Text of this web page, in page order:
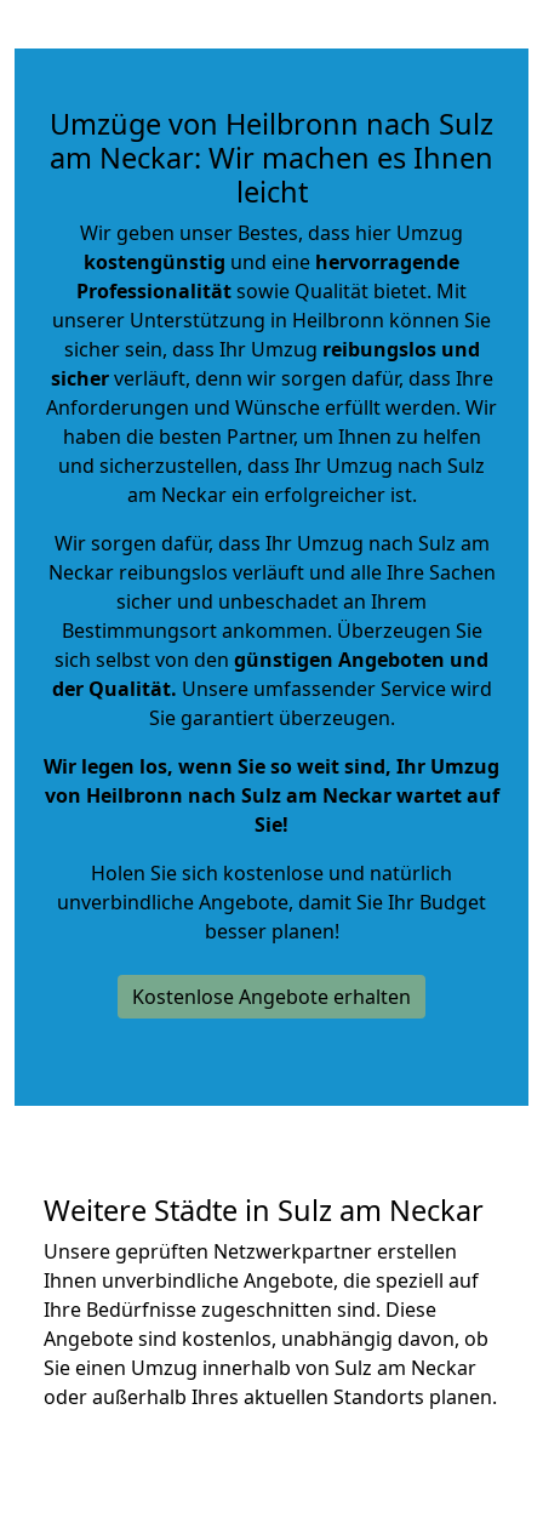
Umzüge von Heilbronn nach Sulz
am Neckar: Wir machen es Ihnen
leicht
Wir geben unser Bestes, dass hier Umzug
kostengünstig und eine hervorragende
Professionalitätsowie Qualität bietet. Mit
unserer Unterstützung in Heilbronn können Sie
sicher sein, dass Ihr Umzug reibungslos und
sicherverläuft, denn wir sorgen dafür, dass Ihre
Anforderungen und Wünsche erfüllt werden. Wir
haben die besten Partner, um Ihnen zu helfen
und sicherzustellen, dass Ihr Umzug nach Sulz
am Neckar ein erfolgreicher ist.
Wir sorgen dafür, dass Ihr Umzug nach Sulz am
Neckar reibungslos verläuft und alle Ihre Sachen
sicher und unbeschadet an Ihrem
Bestimmungsort ankommen. Überzeugen Sie
sich selbst von den günstigen Angeboten und
der Qualität. Unsere umfassender Service wird
Sie garantiert überzeugen.
Wir legen los, wenn Sie so weit sind, Ihr Umzug
von Heilbronn nach Sulz am Neckar wartet auf
Sie!
Holen Sie sich kostenlose und natürlich
unverbindliche Angebote, damit Sie Ihr Budget
besser planen!
Kostenlose Angebote erhalten
Weitere Städte in Sulz am Neckar
Unsere geprüften Netzwerkpartner erstellen
Ihnen unverbindliche Angebote, die speziell auf
Ihre Bedürfnisse zugeschnitten sind. Diese
Angebote sind kostenlos, unabhängig davon, ob
Sie einen Umzug innerhalb von Sulz am Neckar
oder außerhalb Ihres aktuellen Standorts planen.